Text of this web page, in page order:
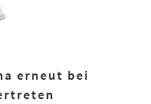
erneut bei